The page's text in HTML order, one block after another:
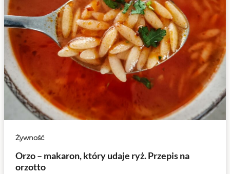
Żywność
Orzo – makaron, który udaje ryż. Przepis na
orzotto